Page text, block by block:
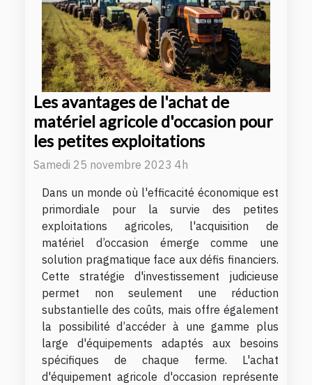
Les avantages de l'achat de
matériel agricole d'occasion pour
les petites exploitations
Samedi 25 novembre 2023 4h
Dans un monde où l'efficacité économique est
primordiale pour la survie des petites
exploitations agricoles, l'acquisition de
matériel d’occasion émerge comme une
solution pragmatique face aux défis financiers.
Cette stratégie d'investissement judicieuse
permet non seulement une réduction
substantielle des coûts, mais offre également
la possibilité d’accéder à une gamme plus
large d'équipements adaptés aux besoins
spécifiques de chaque ferme. L'achat
d'équipement agricole d'occasion représente